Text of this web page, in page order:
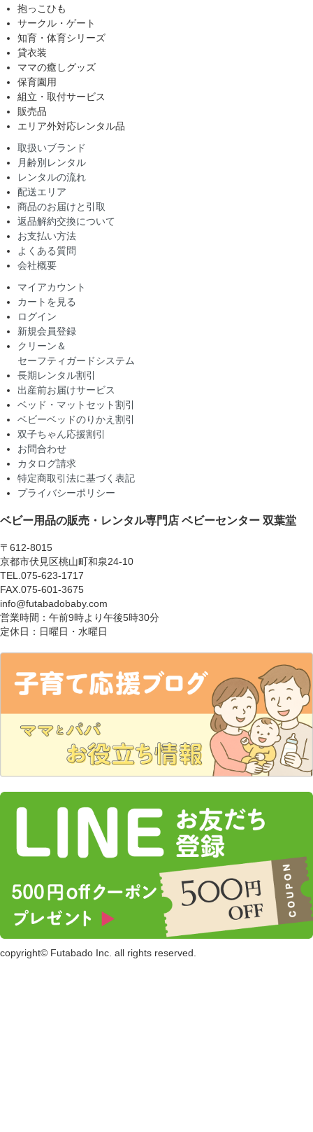
抱っこひも
サークル・ゲート
知育・体育シリーズ
貸衣装
ママの癒しグッズ
保育園用
組立・取付サービス
販売品
エリア外対応レンタル品
取扱いブランド
月齢別レンタル
レンタルの流れ
配送エリア
商品のお届けと引取
返品解約交換について
お支払い方法
よくある質問
会社概要
マイアカウント
カートを見る
ログイン
新規会員登録
クリーン＆
セーフティガードシステム
長期レンタル割引
出産前お届けサービス
ベッド・マットセット割引
ベビーベッドのりかえ割引
双子ちゃん応援割引
お問合わせ
カタログ請求
特定商取引法に基づく表記
プライバシーポリシー
ベビー用品の販売・レンタル専門店 ベビーセンター 双葉堂
〒612-8015
京都市伏見区桃山町和泉24-10
TEL.075-623-1717
FAX.075-601-3675
info@futabadobaby.com
営業時間：午前9時より午後5時30分
定休日：日曜日・水曜日
copyright© Futabado Inc. all rights reserved.